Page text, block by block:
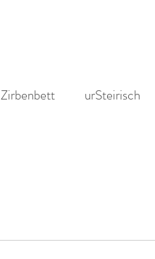
Zirbenbett urSteirisch